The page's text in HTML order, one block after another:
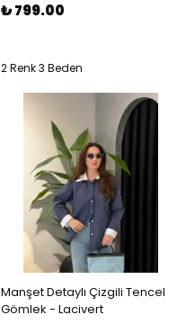
₺ 799.00
2 Renk 3 Beden
Manşet Detaylı Çizgili Tencel
Gömlek - Lacivert